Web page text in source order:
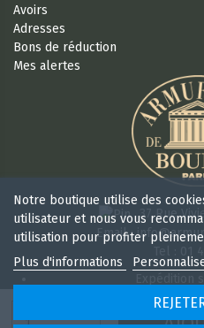
Avoirs
Adresses
Bons de réduction
Mes alertes
37 Rue
Email :
Retour
Notre boutique utilise des
utilisateur et nous vous
utilisation pour profiter
Plus d'informations